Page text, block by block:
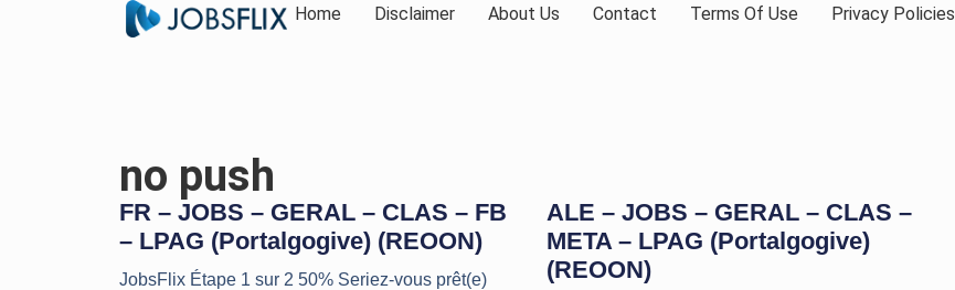
Home Disclaimer About Us Contact Terms Of Use Privacy Policies
no push
FR – JOBS – GERAL – CLAS – FB
– LPAG (Portalgogive) (REOON)
JobsFlix Étape 1 sur 2 50% Seriez-vous prêt(e)
ALE – JOBS – GERAL – CLAS –
META – LPAG (Portalgogive)
(REOON)